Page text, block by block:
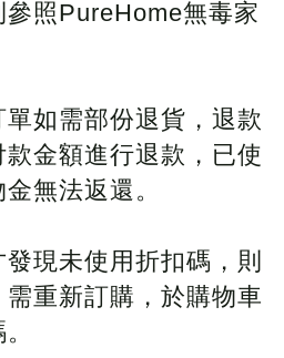
照PureHome無毒家
如需部份退貨，退款
金額進行退款，已使
無法返還。
現未使用折扣碼，則
重新訂購，於購物車